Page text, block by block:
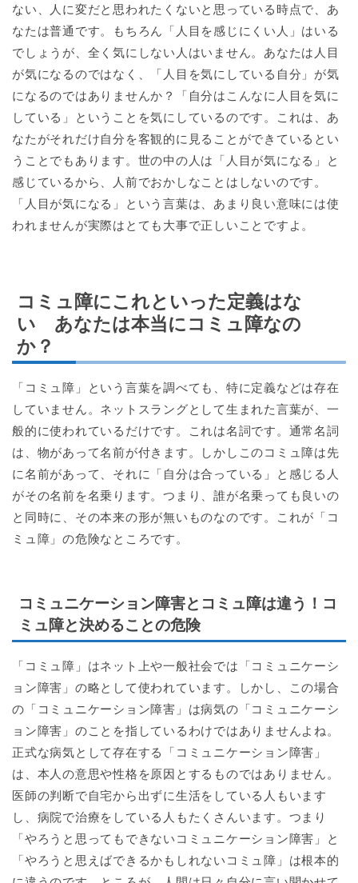
ない、人に変だと思われたくないと思っている時点で、あ
なたは普通です。もちろん「人目を感じにくい人」はいる
でしょうが、全く気にしない人はいません。あなたは人目
が気になるのではなく、「人目を気にしている自分」が気
になるのではありませんか？「自分はこんなに人目を気に
している」ということを気にしているのです。これは、あ
なたがそれだけ自分を客観的に見ることができているとい
うことでもあります。世の中の人は「人目が気になる」と
感じているから、人前でおかしなことはしないのです。
「人目が気になる」という言葉は、あまり良い意味には使
われませんが実際はとても大事で正しいことですよ。
コミュ障にこれといった定義はな
い あなたは本当にコミュ障なの
か？
「コミュ障」という言葉を調べても、特に定義などは存在
していません。ネットスラングとして生まれた言葉が、一
般的に使われているだけです。これは名詞です。通常名詞
は、物があって名前が付きます。しかしこのコミュ障は先
に名前があって、それに「自分は合っている」と感じる人
がその名前を名乗ります。つまり、誰が名乗っても良いの
と同時に、その本来の形が無いものなのです。これが「コ
ミュ障」の危険なところです。
コミュニケーション障害とコミュ障は違う！コ
ミュ障と決めることの危険
「コミュ障」はネット上や一般社会では「コミュニケーシ
ョン障害」の略として使われています。しかし、この場合
の「コミュニケーション障害」は病気の「コミュニケーシ
ョン障害」のことを指しているわけではありませんよね。
正式な病気として存在する「コミュニケーション障害」
は、本人の意思や性格を原因とするものではありません。
医師の判断で自宅から出ずに生活をしている人もいます
し、病院で治療をしている人もたくさんいます。つまり
「やろうと思ってもできないコミュニケーション障害」と
「やろうと思えばできるかもしれないコミュ障」は根本的